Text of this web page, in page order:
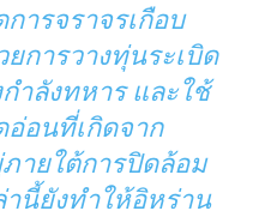
ารจราจรเกือบ
การวางทุ่นระเบิด
ำลังทหาร และใช้
อนที่เกิดจาก
ายใต้การปิดล้อม
านี้ยังทำให้อิหร่าน